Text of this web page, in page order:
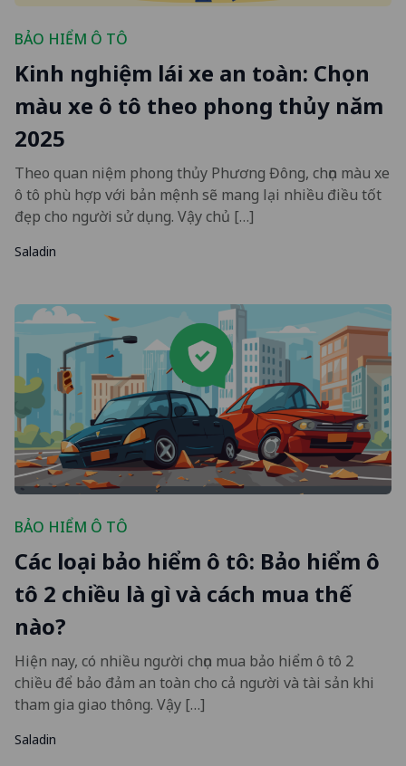
BẢO HIỂM Ô TÔ
Kinh nghiệm lái xe an toàn: Chọn
màu xe ô tô theo phong thủy năm
2025
Theo quan niệm phong thủy Phương Đông, chọn màu xe
ô tô phù hợp với bản mệnh sẽ mang lại nhiều điều tốt
đẹp cho người sử dụng. Vậy chủ […]
Saladin
BẢO HIỂM Ô TÔ
Các loại bảo hiểm ô tô: Bảo hiểm ô
tô 2 chiều là gì và cách mua thế
nào?
Hiện nay, có nhiều người chọn mua bảo hiểm ô tô 2
chiều để bảo đảm an toàn cho cả người và tài sản khi
tham gia giao thông. Vậy […]
Saladin